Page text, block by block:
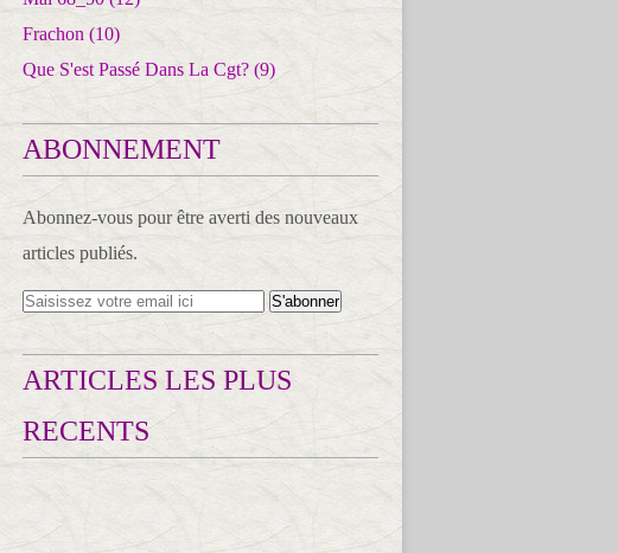
Frachon (10)
Que S'est Passé Dans La Cgt? (9)
ABONNEMENT
Abonnez-vous pour être averti des nouveaux
articles publiés.
ARTICLES LES PLUS
RECENTS